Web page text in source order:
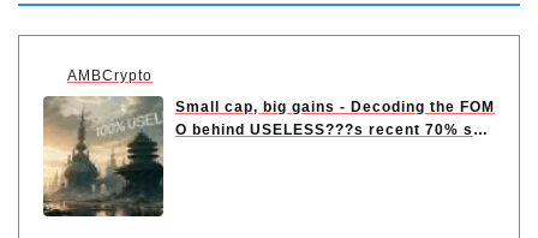
AMBCrypto
Small cap, big gains - Decoding the FOM
O behind USELESS???s recent 70% sur